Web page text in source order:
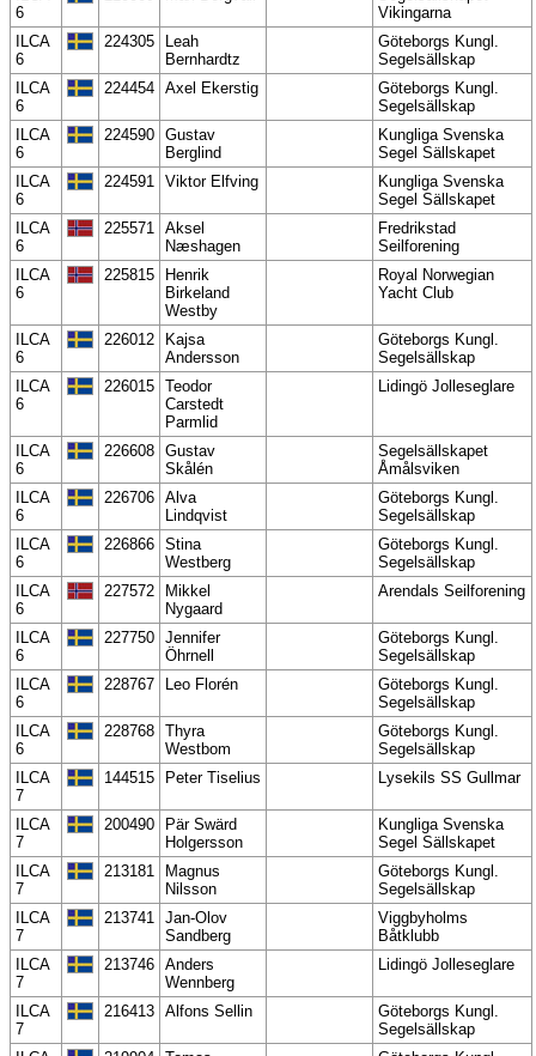
6
Vikingarna
ILCA
6
224305
Leah
Bernhardtz
Göteborgs Kungl.
Segelsällskap
ILCA
6
224454 Axel Ekerstig
Göteborgs Kungl.
Segelsällskap
ILCA
6
224590 Gustav
Berglind
Kungliga Svenska
Segel Sällskapet
ILCA
6
224591 Viktor Elfving
Kungliga Svenska
Segel Sällskapet
ILCA
6
225571 Aksel
Næshagen
Fredrikstad
Seilforening
ILCA
6
225815
Henrik
Birkeland
Westby
Royal Norwegian
Yacht Club
ILCA
6
226012
Kajsa
Andersson
Göteborgs Kungl.
Segelsällskap
ILCA
6
226015 Teodor
Carstedt
Parmlid
Lidingö Jolleseglare
ILCA
6
226608 Gustav
Skålén
Segelsällskapet
Åmålsviken
ILCA
6
226706 Alva
Lindqvist
Göteborgs Kungl.
Segelsällskap
ILCA
6
226866 Stina
Westberg
Göteborgs Kungl.
Segelsällskap
ILCA
6
227572
Mikkel
Nygaard
Arendals Seilforening
ILCA
6
227750 Jennifer
Öhrnell
Göteborgs Kungl.
Segelsällskap
ILCA
6
228767 Leo Florén
Göteborgs Kungl.
Segelsällskap
ILCA
6
228768 Thyra
Westbom
Göteborgs Kungl.
Segelsällskap
ILCA
7
144515 Peter Tiselius Lysekils SS Gullmar
ILCA
7
200490
Pär Swärd
Holgersson
Kungliga Svenska
Segel Sällskapet
ILCA
7
213181
Magnus
Nilsson
Göteborgs Kungl.
Segelsällskap
ILCA
7
213741 Jan-Olov
Sandberg
Viggbyholms
Båtklubb
ILCA
7
213746 Anders
Wennberg
Lidingö Jolleseglare
ILCA
7
216413 Alfons Sellin
Göteborgs Kungl.
Segelsällskap